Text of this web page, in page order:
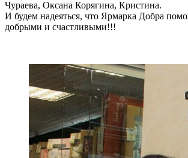
Чураева, Оксана Корягина, Кристина.
И будем надеяться, что Ярмарка Добра
добрыми и счастливыми!!!